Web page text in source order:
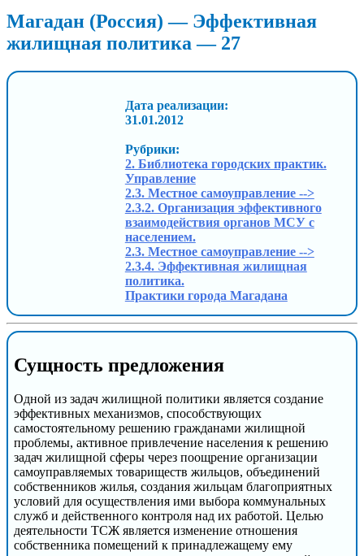
Магадан (Россия) — Эффективная
жилищная политика — 27
Дата реализации:
31.01.2012
Рубрики:
2. Библиотека городских практик.
Управление
2.3. Местное самоуправление -->
2.3.2. Организация эффективного
взаимодействия органов МСУ с
населением.
2.3. Местное самоуправление -->
2.3.4. Эффективная жилищная
политика.
Практики города Магадана
Сущность предложения
Одной из задач жилищной политики является создание
эффективных механизмов, способствующих
самостоятельному решению гражданами жилищной
проблемы, активное привлечение населения к решению
задач жилищной сферы через поощрение организации
самоуправляемых товариществ жильцов, объединений
собственников жилья, создания жильцам благоприятных
условий для осуществления ими выбора коммунальных
служб и действенного контроля над их работой. Целью
деятельности ТСЖ является изменение отношения
собственника помещений к принадлежащему ему